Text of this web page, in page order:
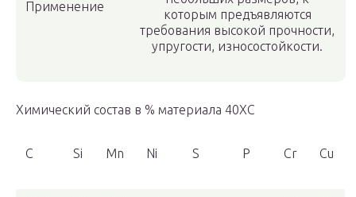
Применение
которым предъявляются
требования высокой прочности,
упругости, износостойкости.
Химический состав в % материала 40ХС
C Si Mn Ni S P Cr Cu